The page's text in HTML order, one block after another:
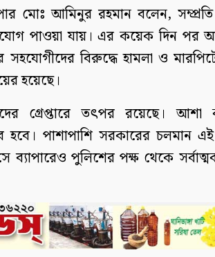
মোঃ আমিনুর রহমান বলেন, সম্প্রতি
পাওয়া যায়। এর কয়েক দিন পর
বিরুদ্ধে হামলা ও
হয়েছে।
গ্রেপ্তারে তৎপর রয়েছে। আশা
হবে। পাশাপাশি সরকারের চলমান
ব্যাপারেও পুলিশের পক্ষ থেকে